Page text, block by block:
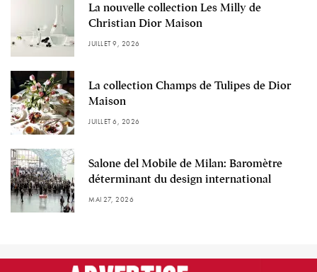
La nouvelle collection Les Milly de
Christian Dior Maison
JUILLET 9, 2026
La collection Champs de Tulipes de Dior
Maison
JUILLET 6, 2026
Salone del Mobile de Milan: Baromètre
déterminant du design international
MAI 27, 2026